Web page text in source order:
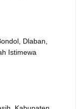
Dlaban,
Istimewa